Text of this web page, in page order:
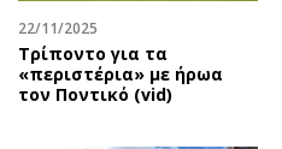
22/11/2025
Τρίποντο για τα
«περιστέρια» με ήρωα
τον Ποντικό (vid)